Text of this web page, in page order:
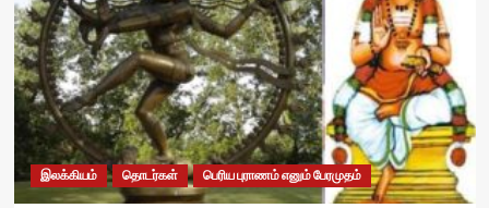
இலக்கியம் தொடர்கள் பெரிய புராணம் எனும் பேரமுதம்